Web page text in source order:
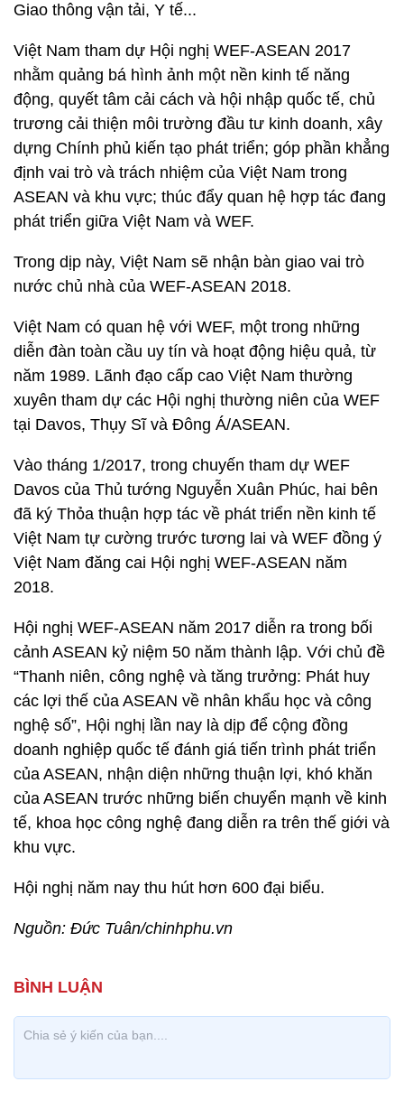
Giao thông vận tải, Y tế...
Việt Nam tham dự Hội nghị WEF-ASEAN 2017
nhằm quảng bá hình ảnh một nền kinh tế năng
động, quyết tâm cải cách và hội nhập quốc tế, chủ
trương cải thiện môi trường đầu tư kinh doanh, xây
dựng Chính phủ kiến tạo phát triển; góp phần khẳng
định vai trò và trách nhiệm của Việt Nam trong
ASEAN và khu vực; thúc đẩy quan hệ hợp tác đang
phát triển giữa Việt Nam và WEF.
Trong dịp này, Việt Nam sẽ nhận bàn giao vai trò
nước chủ nhà của WEF-ASEAN 2018.
Việt Nam có quan hệ với WEF, một trong những
diễn đàn toàn cầu uy tín và hoạt động hiệu quả, từ
năm 1989. Lãnh đạo cấp cao Việt Nam thường
xuyên tham dự các Hội nghị thường niên của WEF
tại Davos, Thụy Sĩ và Đông Á/ASEAN.
Vào tháng 1/2017, trong chuyến tham dự WEF
Davos của Thủ tướng Nguyễn Xuân Phúc, hai bên
đã ký Thỏa thuận hợp tác về phát triển nền kinh tế
Việt Nam tự cường trước tương lai và WEF đồng ý
Việt Nam đăng cai Hội nghị WEF-ASEAN năm
2018.
Hội nghị WEF-ASEAN năm 2017 diễn ra trong bối
cảnh ASEAN kỷ niệm 50 năm thành lập. Với chủ đề
“Thanh niên, công nghệ và tăng trưởng: Phát huy
các lợi thế của ASEAN về nhân khẩu học và công
nghệ số”, Hội nghị lần nay là dịp để cộng đồng
doanh nghiệp quốc tế đánh giá tiến trình phát triển
của ASEAN, nhận diện những thuận lợi, khó khăn
của ASEAN trước những biến chuyển mạnh về kinh
tế, khoa học công nghệ đang diễn ra trên thế giới và
khu vực.
Hội nghị năm nay thu hút hơn 600 đại biểu.
Nguồn: Đức Tuân/chinhphu.vn